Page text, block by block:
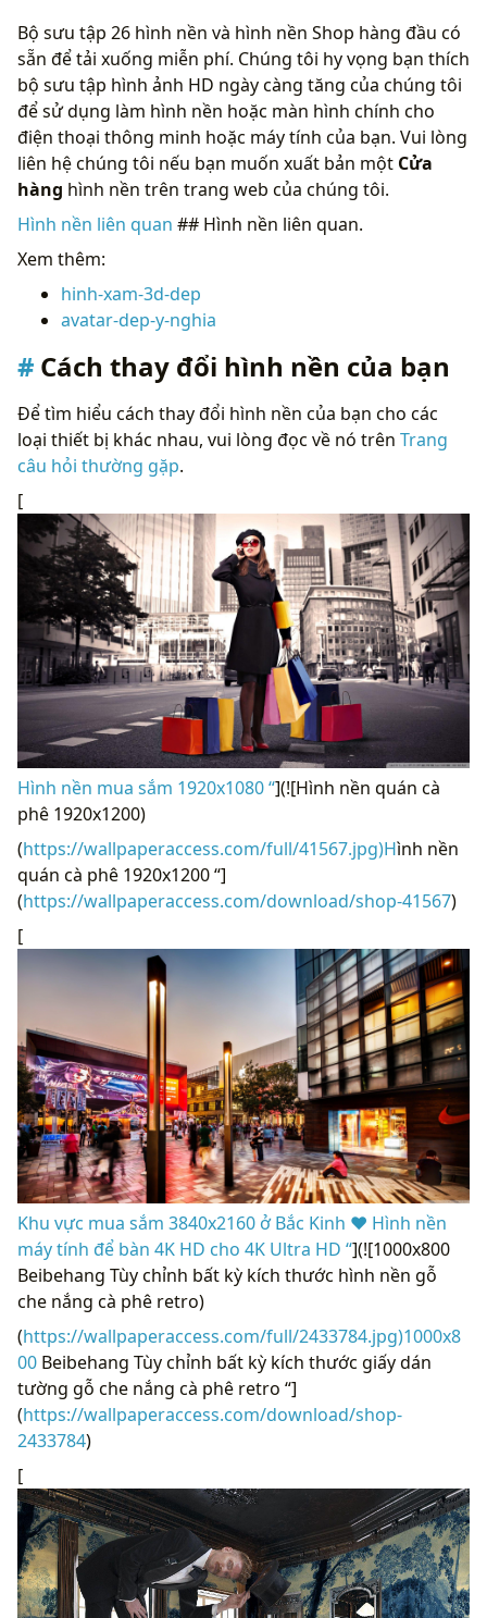
Bộ sưu tập 26 hình nền và hình nền Shop hàng đầu có
sẵn để tải xuống miễn phí. Chúng tôi hy vọng bạn thích
bộ sưu tập hình ảnh HD ngày càng tăng của chúng tôi
để sử dụng làm hình nền hoặc màn hình chính cho
điện thoại thông minh hoặc máy tính của bạn. Vui lòng
liên hệ chúng tôi nếu bạn muốn xuất bản một Cửa
hàng hình nền trên trang web của chúng tôi.
Hình nền liên quan ## Hình nền liên quan.
Xem thêm:
hinh-xam-3d-dep
avatar-dep-y-nghia
Cách thay đổi hình nền của bạn
Để tìm hiểu cách thay đổi hình nền của bạn cho các
loại thiết bị khác nhau, vui lòng đọc về nó trên Trang
câu hỏi thường gặp.
[
Hình nền mua sắm 1920x1080 “](![Hình nền quán cà
phê 1920x1200)
(https://wallpaperaccess.com/full/41567.jpg)Hình nền
quán cà phê 1920x1200 “]
(https://wallpaperaccess.com/download/shop-41567)
[
Khu vực mua sắm 3840x2160 ở Bắc Kinh ❤ Hình nền
máy tính để bàn 4K HD cho 4K Ultra HD “](![1000x800
Beibehang Tùy chỉnh bất kỳ kích thước hình nền gỗ
che nắng cà phê retro)
(https://wallpaperaccess.com/full/2433784.jpg)1000x8
00 Beibehang Tùy chỉnh bất kỳ kích thước giấy dán
tường gỗ che nắng cà phê retro “]
(https://wallpaperaccess.com/download/shop-
2433784)
[